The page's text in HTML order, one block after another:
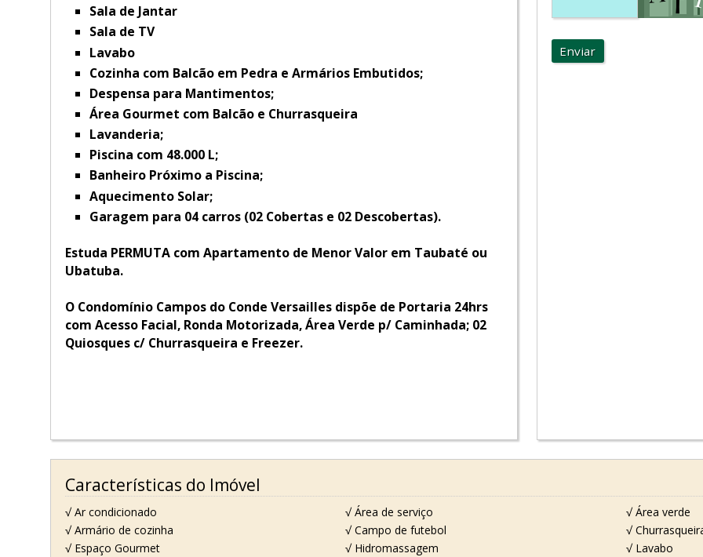
Sala de Jantar
Sala de TV
Lavabo
Cozinha com Balcão em Pedra e Armários Embutidos;
Despensa para Mantimentos;
Área Gourmet com Balcão e Churrasqueira
Lavanderia;
Piscina com 48.000 L;
Banheiro Próximo a Piscina;
Aquecimento Solar;
Garagem para 04 carros (02 Cobertas e 02 Descobertas).
Estuda PERMUTA com Apartamento de Menor Valor em Taubaté ou
Ubatuba.
O Condomínio Campos do Conde Versailles dispõe de Portaria 24hrs
com Acesso Facial, Ronda Motorizada, Área Verde p/ Caminhada; 02
Quiosques c/ Churrasqueira e Freezer.
Enviar
Características do Imóvel
√ Ar condicionado √ Área de serviço
√ Área verde
√ Armário de cozinha
√ Campo de futebol
√
√ Espaço Gourmet
√ Hidromassagem
√ Lavabo